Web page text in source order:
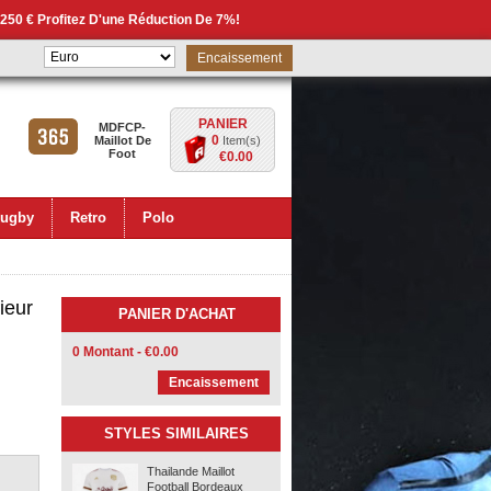
€ Profitez D'une Réduction De 7%!
Encaissement
PANIER
0 Item(s)
€0.00
MDFCP-
Maillot De
Foot
Retro Polo
PANIER D'ACHAT
0 Montant - €0.00
Encaissement
STYLES SIMILAIRES
Thailande Maillot
Football Bordeaux